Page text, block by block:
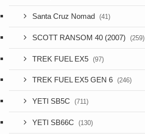
Santa Cruz Nomad (41)
SCOTT RANSOM 40 (2007) (259)
TREK FUEL EX5 (97)
TREK FUEL EX5 GEN 6 (246)
YETI SB5C (711)
YETI SB66C (130)